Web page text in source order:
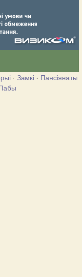
· Замкі · Пансіянаты